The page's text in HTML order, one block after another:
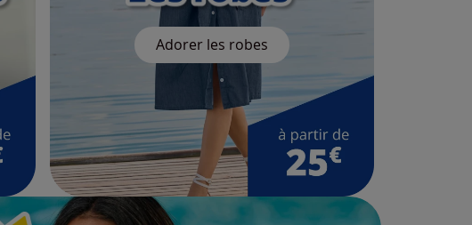
Adorer les robes